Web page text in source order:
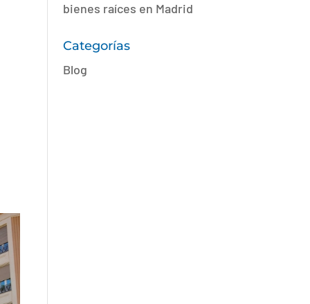
bienes raíces en Madrid
Categorías
Blog